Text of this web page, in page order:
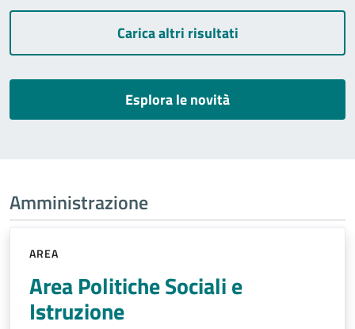
Carica altri risultati
Esplora le novità
Amministrazione
AREA
Area Politiche Sociali e
Istruzione